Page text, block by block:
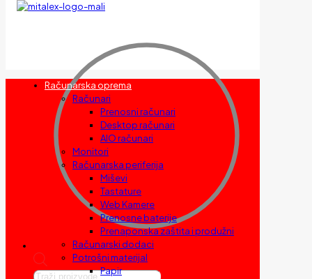
Products
Računarska oprema
Računari
Prenosni računari
Desktop računari
AIO računari
Monitori
Računarska periferija
Miševi
Tastature
Web Kamere
Prenosne baterije
Prenaponska zaštita i produžni
Računarski dodaci
Potrošni materijal
Papir